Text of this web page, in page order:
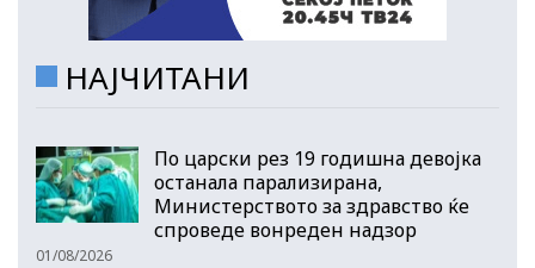
НАЈЧИТАНИ
По царски рез 19 годишна девојка
останала парализирана,
Министерството за здравство ќе
спроведе вонреден надзор
01/08/2026